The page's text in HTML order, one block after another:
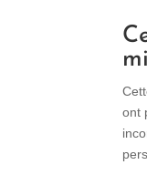
ont